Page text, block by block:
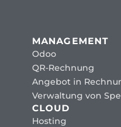
MANAGEMENT
Odoo
QR-Rechnung
Angebot in
Verwaltung von
CLOUD
Hosting